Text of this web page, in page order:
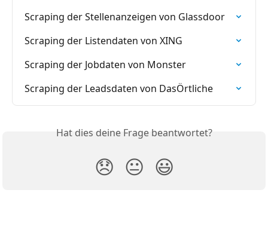
Scraping der Stellenanzeigen von Glassdoor
Scraping der Listendaten von XING
Scraping der Jobdaten von Monster
Scraping der Leadsdaten von DasÖrtliche
Hat dies deine Frage beantwortet?
😞 😐 😃